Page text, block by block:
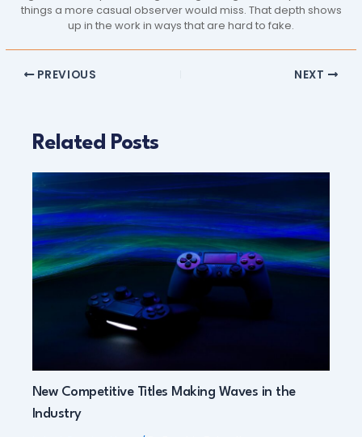
things a more casual observer would miss. That depth shows
up in the work in ways that are hard to fake.
PREVIOUS NEXT
Related Posts
New Competitive Titles Making Waves in the
Industry